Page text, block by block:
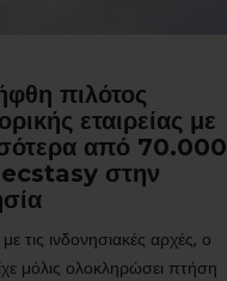
πιλότος
εταιρείας με
από 70.000
στην
τις ινδονησιακές αρχές, ο
μόλις ολοκληρώσει πτήση